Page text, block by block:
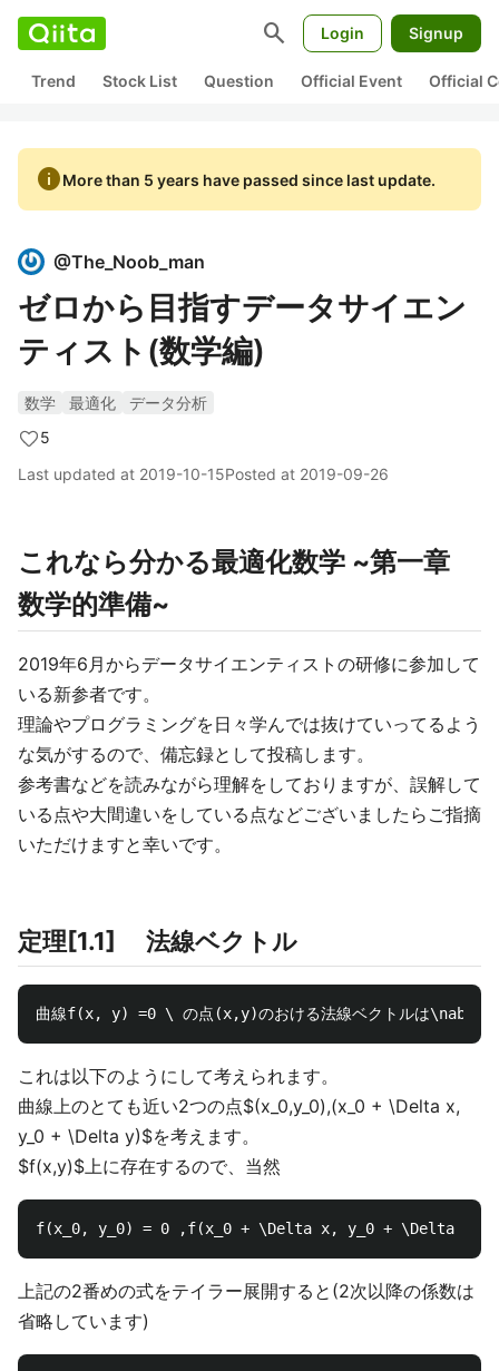
search Login Signup
Trend Stock List Question Official Event Official
infoMore than 5 years have passed since last update.
@The_Noob_man
ゼロから目指すデータサイエン
ティスト(数学編)
数学 最適化
データ分析
5
Last updated at 2019-10-15Posted at 2019-09-26
これなら分かる最適化数学 ~第一章
数学的準備~
2019年6月からデータサイエンティストの研修に参加して
いる新参者です。
理論やプログラミングを日々学んでは抜けていってるよう
な気がするので、備忘録として投稿します。
参考書などを読みながら理解をしておりますが、誤解して
いる点や大間違いをしている点などございましたらご指摘
いただけますと幸いです。
定理[1.1] 法線ベクトル
これは以下のようにして考えられます。
曲線上のとても近い2つの点$(x_0,y_0),(x_0 + \Delta x,
y_0 + \Delta y)$を考えます。
$f(x,y)$上に存在するので、当然
上記の2番めの式をテイラー展開すると(2次以降の係数は
省略しています)